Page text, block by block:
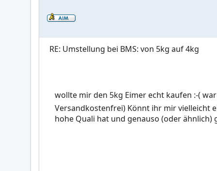
RE: Umstellung bei BMS: von 5kg auf 4kg
wollte mir den 5kg Eimer echt kaufen :-(
Versandkostenfrei) Könnt ihr mir vielleicht
hohe Quali hat und genauso (oder ähnlich)